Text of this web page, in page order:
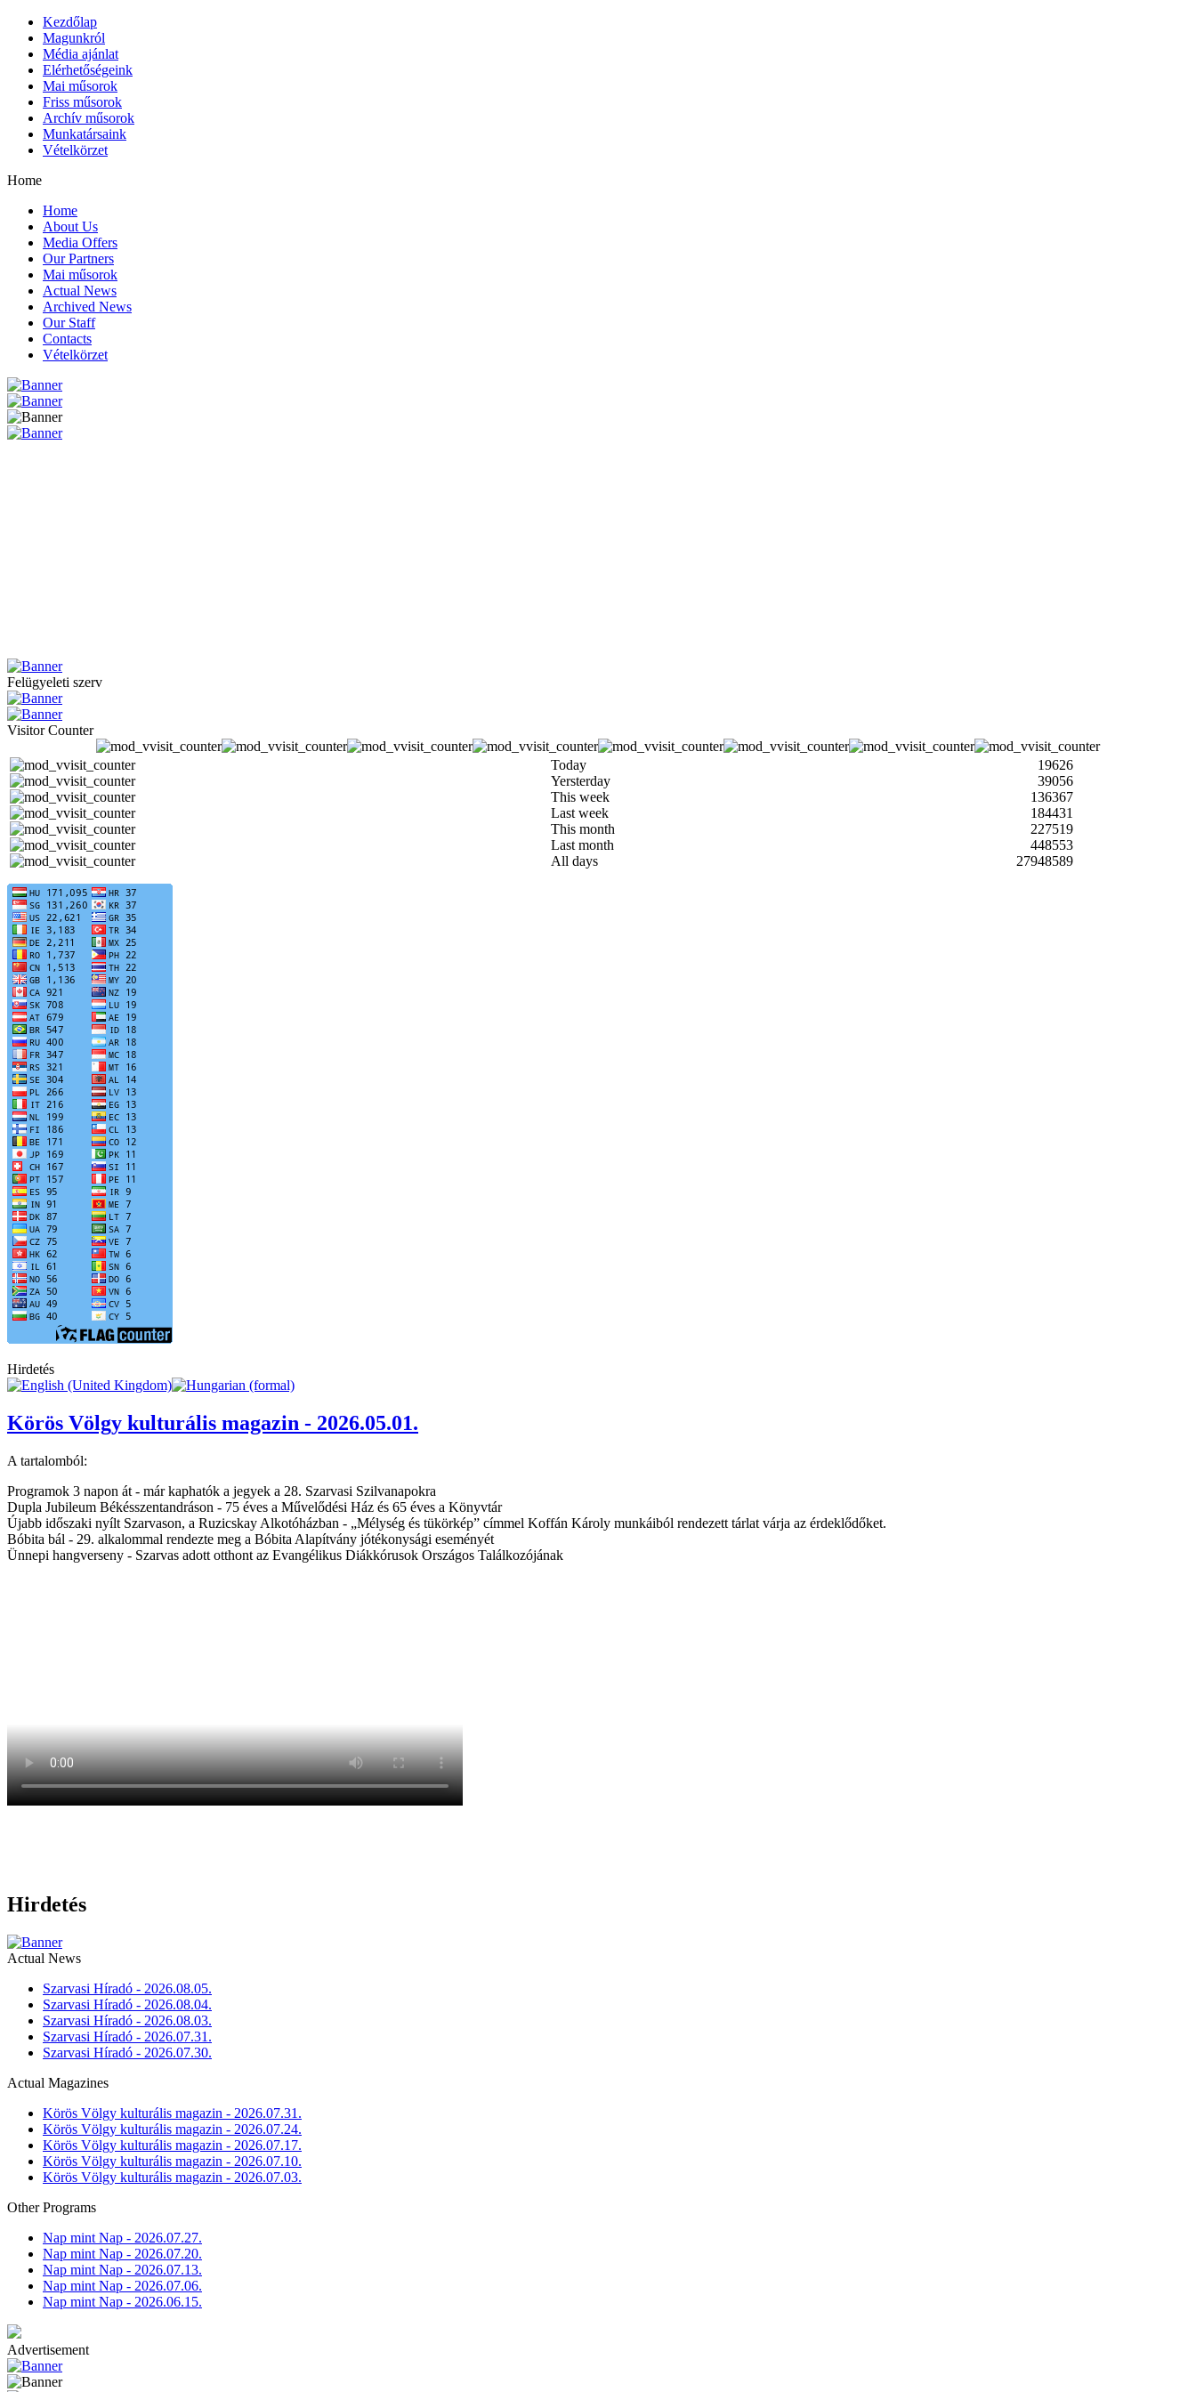
Kezdőlap
Magunkról
Média ajánlat
Elérhetőségeink
Mai műsorok
Friss műsorok
Archív műsorok
Munkatársaink
Vételkörzet
Home
Home
About Us
Media Offers
Our Partners
Mai műsorok
Actual News
Archived News
Our Staff
Contacts
Vételkörzet
Felügyeleti szerv
Visitor Counter
Today
19626
Yersterday
39056
This week
136367
Last week
184431
This month
227519
Last month
448553
All days
27948589
Hirdetés
Körös Völgy kulturális magazin - 2026.05.01.
A tartalomból:
Programok 3 napon át - már kaphatók a jegyek a 28. Szarvasi Szilvanapokra
Dupla Jubileum Békésszentandráson - 75 éves a Művelődési Ház és 65 éves a Könyvtár
Újabb időszaki nyílt Szarvason, a Ruzicskay Alkotóházban - „Mélység és tükörkép” címmel Koffán Károly munkáiból rendezett tárlat várja az érdeklődőket.
Bóbita bál - 29. alkalommal rendezte meg a Bóbita Alapítvány jótékonysági eseményét
Ünnepi hangverseny - Szarvas adott otthont az Evangélikus Diákkórusok Országos Találkozójának
Hirdetés
Actual News
Szarvasi Híradó - 2026.08.05.
Szarvasi Híradó - 2026.08.04.
Szarvasi Híradó - 2026.08.03.
Szarvasi Híradó - 2026.07.31.
Szarvasi Híradó - 2026.07.30.
Actual Magazines
Körös Völgy kulturális magazin - 2026.07.31.
Körös Völgy kulturális magazin - 2026.07.24.
Körös Völgy kulturális magazin - 2026.07.17.
Körös Völgy kulturális magazin - 2026.07.10.
Körös Völgy kulturális magazin - 2026.07.03.
Other Programs
Nap mint Nap - 2026.07.27.
Nap mint Nap - 2026.07.20.
Nap mint Nap - 2026.07.13.
Nap mint Nap - 2026.07.06.
Nap mint Nap - 2026.06.15.
Advertisement